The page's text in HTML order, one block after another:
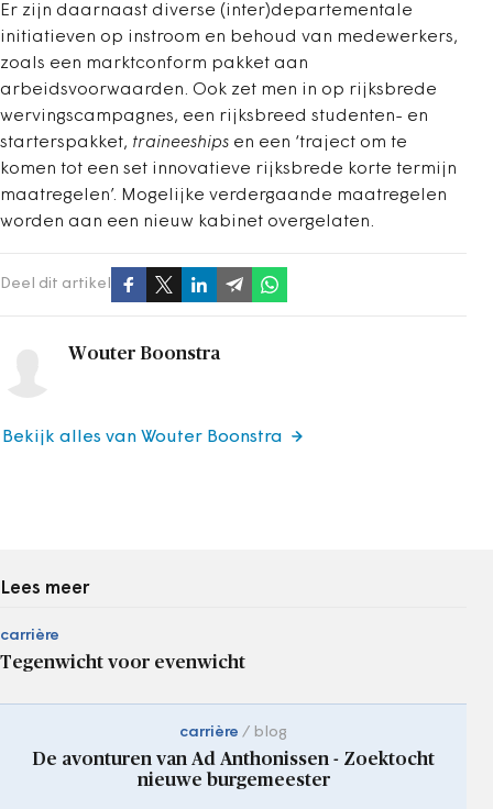
Er zijn daarnaast diverse (inter)departementale
initiatieven op instroom en behoud van medewerkers,
zoals een marktconform pakket aan
arbeidsvoorwaarden. Ook zet men in op rijksbrede
wervingscampagnes, een rijksbreed studenten- en
starterspakket, traineeships en een ‘traject om te
komen tot een set innovatieve rijksbrede korte termijn
maatregelen’. Mogelijke verdergaande maatregelen
worden aan een nieuw kabinet overgelaten.
Deel dit artikel
Wouter Boonstra
Bekijk alles van Wouter Boonstra
Lees meer
carrière
Tegenwicht voor evenwicht
carrière blog
De avonturen van Ad Anthonissen - Zoektocht
nieuwe burgemeester